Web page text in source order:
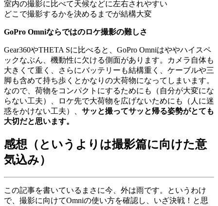
室内の撮影に比べて天候などに左右されやすい
どこで撮影するかを決めるまでが結構大変
GoPro Omniならではのロケ撮影の難しさ
Gear360やTHETA Sに比べると、GoPro Omniはややハイスペ
ックなぶん、機動性に欠ける側面があります。カメラ自体も
大きくて重く、さらにバッテリーも結構重く、ケーブルや三
脚も含めて持ち歩くとかなりの大荷物になってしまいます。
なので、荷物をコンパクトにするためにも（自分が大変にな
らない工夫）、ロケ先で大荷物を広げないためにも（人に迷
惑をかけない工夫）、 サッと撮ってサッと帰る姿勢がとても
大切だと思います。
感想（というよりは撮影篇に向けた意
気込み）
この記事を書いているまさに今、外は雨です。というわけ
で、撮影に向けてOmniの使い方を確認し、いざ決戦！と思